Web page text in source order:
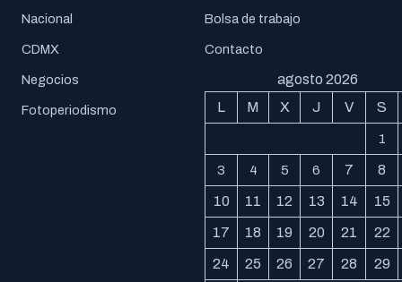
Nacional
CDMX
Negocios
Fotoperiodismo
Bolsa de trabajo
Contacto
agosto 2026
L
M X J V S
1
3 4 5 6 7 8
10 11 12 13 14 15
17 18 19 20 21 22
24 25 26 27 28 29